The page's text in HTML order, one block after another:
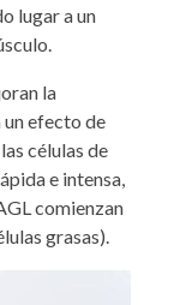
lugar a un
la
efecto de
células de
e intensa,
comienzan
grasas).